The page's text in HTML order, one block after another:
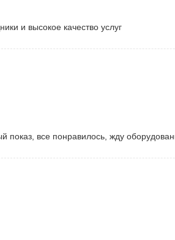
и высокое качество услуг
показ, все понравилось, жду